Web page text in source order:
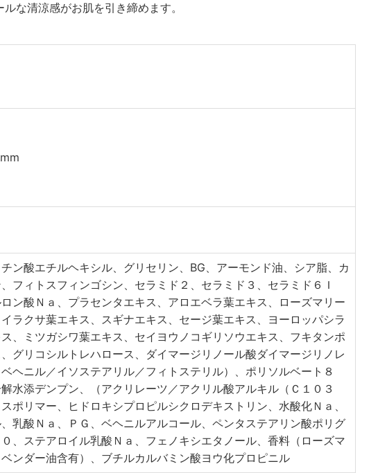
な清涼感がお肌を引き締めます。
ン酸エチルヘキシル、グリセリン、BG、アーモンド油、シア脂、カ
フィトスフィンゴシン、セラミド２、セラミド３、セラミド６Ｉ
ロン酸Ｎａ、プラセンタエキス、アロエベラ葉エキス、ローズマリー
ラクサ葉エキス、スギナエキス、セージ葉エキス、ヨーロッパシラ
、ミツガシワ葉エキス、セイヨウノコギリソウエキス、フキタンポ
グリコシルトレハロース、ダイマージリノール酸ダイマージリノレ
ヘニル／イソステアリル／フィトステリル）、ポリソルベート８
水添デンプン、（アクリレーツ／アクリル酸アルキル（Ｃ１０３
ポリマー、ヒドロキシプロピルシクロデキストリン、水酸化Ｎａ、
乳酸Ｎａ、ＰＧ、ベヘニルアルコール、ペンタステアリン酸ポリグ
、ステアロイル乳酸Ｎａ、フェノキシエタノール、香料（ローズマ
ンダー油含有）、ブチルカルバミン酸ヨウ化プロピニル